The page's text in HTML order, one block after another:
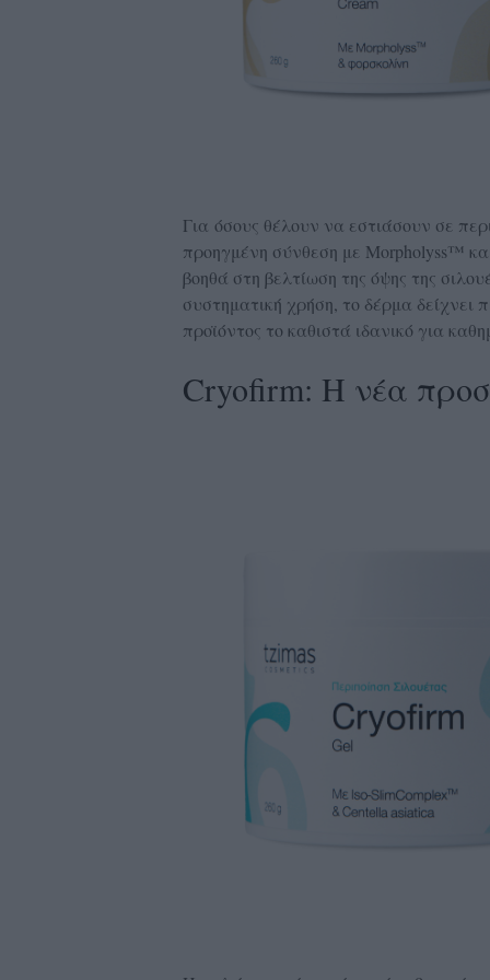
Για όσους θέλουν να εστιάσουν σε
προηγμένη σύνθεση με Morpholyss™
βοηθά στη βελτίωση της όψης της
συστηματική χρήση, το δέρμα
προϊόντος το καθιστά ιδανικό για
Cryofirm: Η νέα